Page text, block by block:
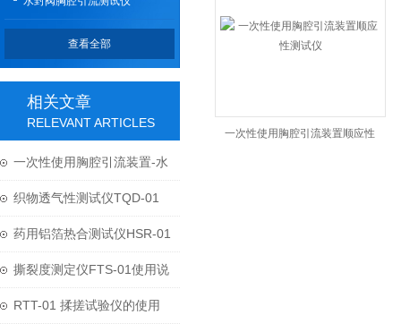
查看全部
相关文章
RELEVANT ARTICLES
一次性使用胸腔引流装置-水
封式采用的方法及标准
织物透气性测试仪TQD-01
使用指南
药用铝箔热合测试仪HSR-01
主要参数
撕裂度测定仪FTS-01使用说
明
RTT-01 揉搓试验仪的使用
一次性使用胸腔引流装置顺应性